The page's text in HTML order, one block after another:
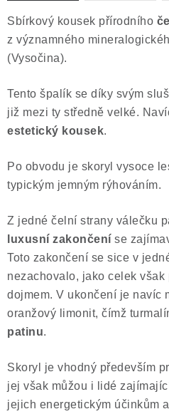
Sbírkový kousek přírodního
z významného
(Vysočina).
Tento špalík se díky svým
již mezi ty středně velké.
estetický kousek.
Po obvodu je skoryl vysoce
typickým jemným rýhováním.
Z jedné čelní strany válečku
luxusní zakončení se
Toto zakončení se sice v
nezachovalo, jako celek
dojmem. V ukončení je navíc
oranžový limonit, čímž
patinu.
Skoryl je vhodný především
jej však můžou i lidé
jejich energetickým účinkům